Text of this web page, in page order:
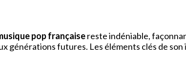
pop françaisereste indéniable,
générations futures. Les éléments clés de